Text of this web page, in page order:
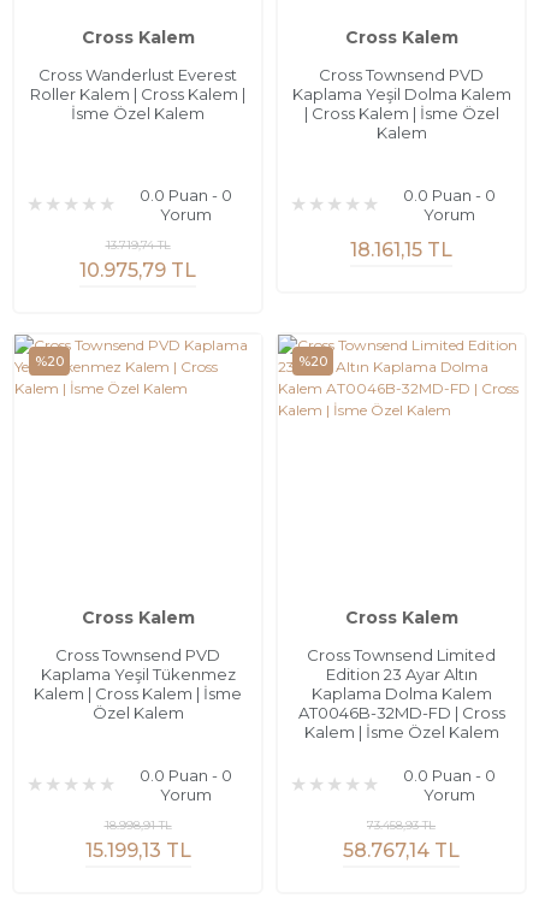
Cross Kalem
Cross Wanderlust Everest
Roller Kalem | Cross Kalem |
İsme Özel Kalem
0.0 Puan - 0
Yorum
10.975,79 TL
13.719,74 TL
Cross Kalem
Cross Townsend PVD
Kaplama Yeşil Dolma Kalem
| Cross Kalem | İsme Özel
Kalem
0.0 Puan - 0
Yorum
18.161,15 TL
%20
Cross Kalem
Cross Townsend PVD
Kaplama Yeşil Tükenmez
Kalem | Cross Kalem | İsme
Özel Kalem
0.0 Puan - 0
Yorum
15.199,13 TL
18.998,91 TL
%20
Cross Kalem
Cross Townsend Limited
Edition 23 Ayar Altın
Kaplama Dolma Kalem
AT0046B-32MD-FD | Cross
Kalem | İsme Özel Kalem
0.0 Puan - 0
Yorum
58.767,14 TL
73.458,93 TL